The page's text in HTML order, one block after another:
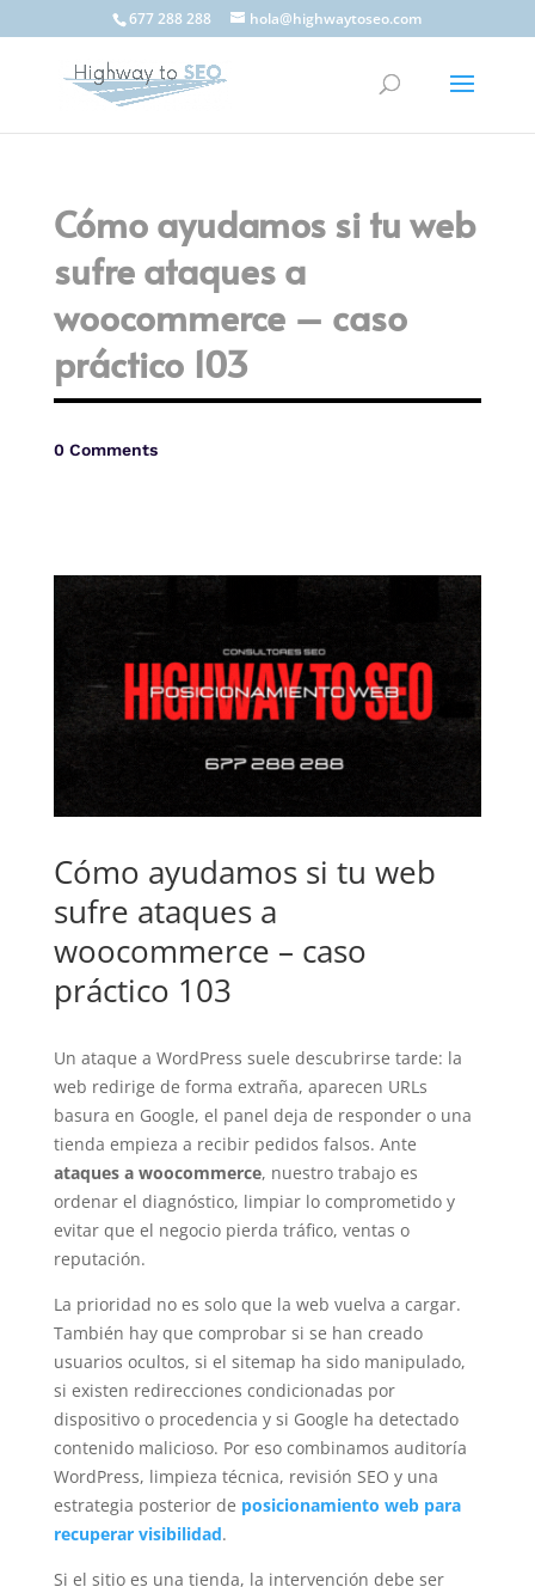
677 288 288 hola@highwaytoseo.com
Cómo ayudamos si tu web
sufre ataques a
woocommerce – caso
práctico 103
0 Comments
Cómo ayudamos si tu web
sufre ataques a
woocommerce – caso
práctico 103
Un ataque a WordPress suele descubrirse tarde: la
web redirige de forma extraña, aparecen URLs
basura en Google, el panel deja de responder o una
tienda empieza a recibir pedidos falsos. Ante
ataques a woocommerce, nuestro trabajo es
ordenar el diagnóstico, limpiar lo comprometido y
evitar que el negocio pierda tráfico, ventas o
reputación.
La prioridad no es solo que la web vuelva a cargar.
También hay que comprobar si se han creado
usuarios ocultos, si el sitemap ha sido manipulado,
si existen redirecciones condicionadas por
dispositivo o procedencia y si Google ha detectado
contenido malicioso. Por eso combinamos auditoría
WordPress, limpieza técnica, revisión SEO y una
estrategia posterior de posicionamiento web para
recuperar visibilidad.
Si el sitio es una tienda, la intervención debe ser